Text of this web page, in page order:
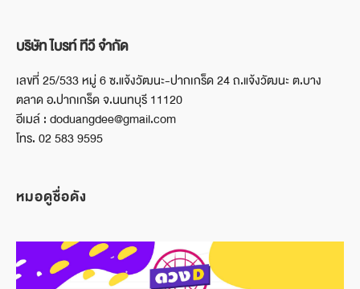
บริษัท ไบรท์ ทีวี จำกัด
เลขที่ 25/533 หมู่ 6 ซ.แจ้งวัฒนะ-ปากเกร็ด 24 ถ.แจ้งวัฒนะ ต.บาง
ตลาด อ.ปากเกร็ด จ.นนทบุรี 11120
อีเมล์ : doduangdee@gmail.com
โทร. 02 583 9595
หมอดูชื่อดัง